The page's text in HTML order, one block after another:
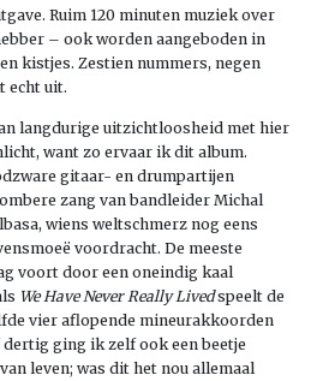
Ruim 120 minuten muziek over
– ook worden aangeboden in
kistjes. Zestien nummers, negen
echt uit.
langdurige uitzichtloosheid met hier
want zo ervaar ik dit album.
gitaar- en drumpartijen
zang van bandleider Michal
wiens weltschmerz nog eens
voordracht. De meeste
voort door een oneindig kaal
We Have Never Really Livedspeelt de
vier aflopende mineurakkoorden
ging ik zelf ook een beetje
leven; was dit het nou allemaal